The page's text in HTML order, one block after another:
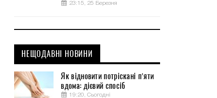
23:15, 25 Березня
НЕЩОДАВНІ НОВИНИ
Як відновити потріскані п’яти
вдома: дієвий спосіб
19:20, Сьогодні